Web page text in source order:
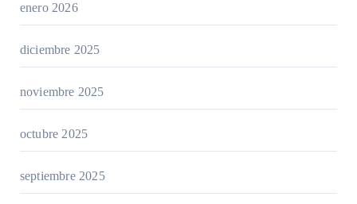
enero 2026
diciembre 2025
noviembre 2025
octubre 2025
septiembre 2025